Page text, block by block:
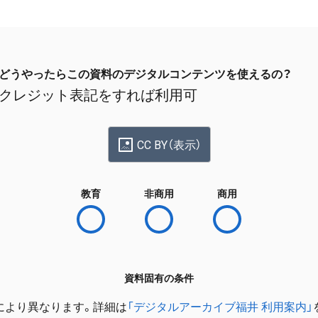
どうやったらこの資料のデジタルコンテンツを使えるの？
クレジット表記をすれば利用可
CC BY（表示）
教育 非商用 商用
資料固有の条件
より異なります。詳細は 「デジタルアーカイブ福井 利用案内」